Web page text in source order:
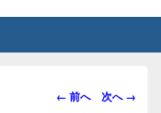
画
← 前へ 次へ →